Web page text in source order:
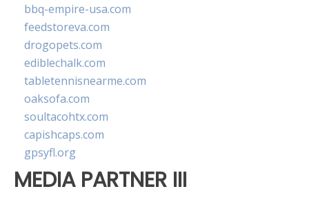
bbq-empire-usa.com
feedstoreva.com
drogopets.com
ediblechalk.com
tabletennisnearme.com
oaksofa.com
soultacohtx.com
capishcaps.com
gpsyfl.org
MEDIA PARTNER III